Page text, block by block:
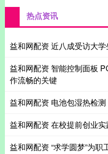
热点资讯
益和网配资 近八成受访大
益和网配资 智能控制面板
作流畅的关键
益和网配资 电池包湿热检
益和网配资 在校提前创业实
益和网配资 “求学圆梦”为职